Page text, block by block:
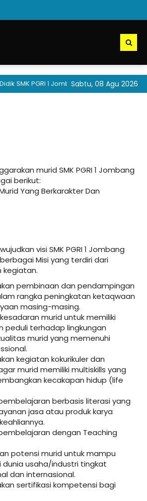
Sabtu, 08 Agu 2026
PGRI 1 Jombang akan segera dibuka
murid SMK PGRI 1 Jombang
berikut:
Yang Berkarakter Dan
visi SMK PGRI 1 Jombang
Misi yang terdiri dari
kegiatan.
pembinaan dan pendampingan
rangka peningkatan ketaqwaan
masing-masing.
murid untuk memiliki
peduli terhadap lingkungan
murid yang memenuhi
kegiatan kokurikuler dan
murid memiliki multiskills yang
kecakapan hidup (life
berbasis literasi yang
jasa atau produk karya
dengan Teaching
potensi murid untuk mampu
dunia usaha/industri tingkat
dan internasional.
sertifikasi kompetensi bagi